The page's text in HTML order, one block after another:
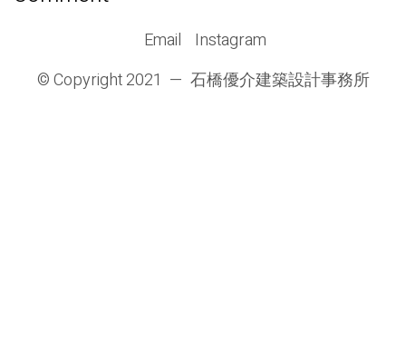
Email
Instagram
© Copyright 2021 — 石橋優介建築設計事務所